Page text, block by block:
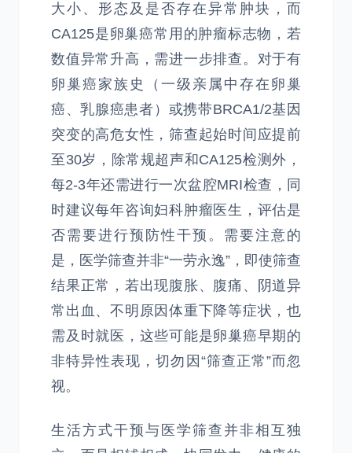
大小、形态及是否存在异常肿块，而
CA125是卵巢癌常用的肿瘤标志物，若
数值异常升高，需进一步排查。对于有
卵巢癌家族史（一级亲属中存在卵巢
癌、乳腺癌患者）或携带BRCA1/2基因
突变的高危女性，筛查起始时间应提前
至30岁，除常规超声和CA125检测外，
每2-3年还需进行一次盆腔MRI检查，同
时建议每年咨询妇科肿瘤医生，评估是
否需要进行预防性干预。需要注意的
是，医学筛查并非“一劳永逸”，即使筛查
结果正常，若出现腹胀、腹痛、阴道异
常出血、不明原因体重下降等症状，也
需及时就医，这些可能是卵巢癌早期的
非特异性表现，切勿因“筛查正常”而忽
视。
生活方式干预与医学筛查并非相互独